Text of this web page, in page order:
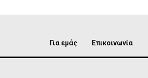
Για εμάς Επικοινωνία